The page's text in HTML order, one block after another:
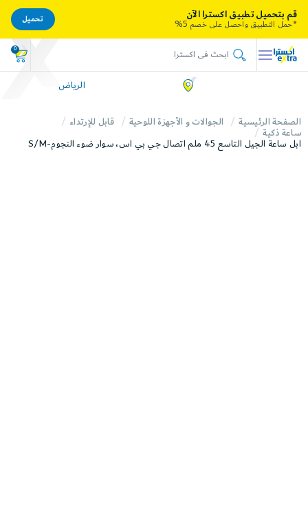
0
الرياض
الصفحة الرئيسية الجوالات و الأجهزة اللوحية
قابل للإرتداء
ساعة ذكية
ابل ساعة الجيل التاسع 45 ملم اتصال جي بي اس، سوار ضوء النجوم-S/M
قم بتحميل تطبيق اكسترا الآن
*حمل التطبيق واحصل على خصم 5%
تحميل